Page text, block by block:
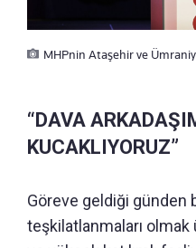
MHPnin Ataşehir ve
“DAVA
KUCAKLIYORUZ”
Göreve geldiği günden
teşkilatlanmaları olmak